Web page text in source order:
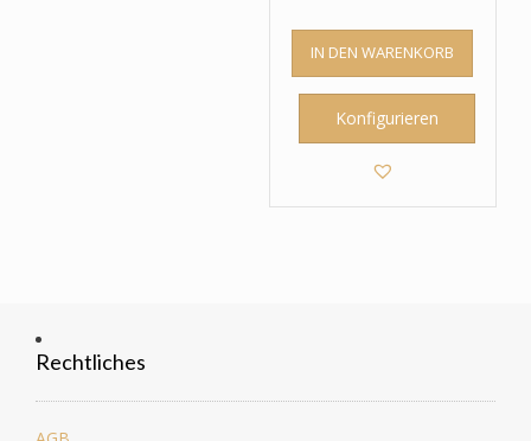
IN DEN WARENKORB
Konfigurieren
Rechtliches